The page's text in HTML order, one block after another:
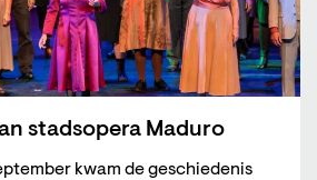
stadsopera Maduro
kwam de geschiedenis